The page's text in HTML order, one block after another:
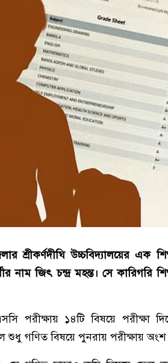
শ্রীকর্ণদীঘি উচ্চবিদ্যালয়ের এক
নাম জিৎ চন্দ্র মহন্ত। সে কারিগরি
পরীক্ষায় ১৪টি বিষয়ে পরীক্ষা
শুধু গণিত বিষয়ে পুনরায় পরীক্ষায় অংশ